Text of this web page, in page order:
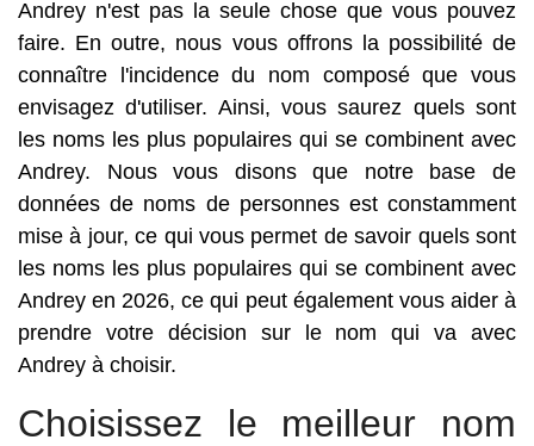
Andrey n'est pas la seule chose que vous pouvez
faire. En outre, nous vous offrons la possibilité de
connaître l'incidence du nom composé que vous
envisagez d'utiliser. Ainsi, vous saurez quels sont
les noms les plus populaires qui se combinent avec
Andrey. Nous vous disons que notre base de
données de noms de personnes est constamment
mise à jour, ce qui vous permet de savoir quels sont
les noms les plus populaires qui se combinent avec
Andrey en 2026, ce qui peut également vous aider à
prendre votre décision sur le nom qui va avec
Andrey à choisir.
Choisissez le meilleur nom